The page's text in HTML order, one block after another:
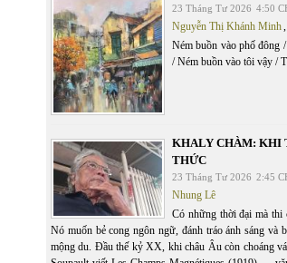
23 Tháng Tư 2026 4:50
Nguyễn Thị Khánh Minh,
Ném buồn vào phố đông
/ Ném buồn vào tôi vậy /
KHALY CHÀM: KHI
THỨC
23 Tháng Tư 2026 2:45
Nhung Lê
Có những thời đại mà thi
Nó muốn bẻ cong ngôn ngữ, đánh tráo ánh sáng
mộng du. Đầu thế kỷ XX, khi châu Âu còn choáng